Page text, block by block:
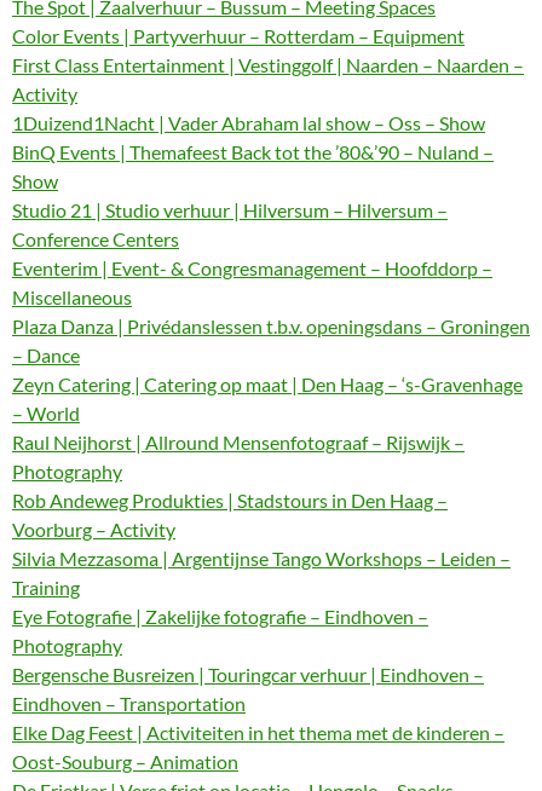
The Spot | Zaalverhuur – Bussum – Meeting Spaces
Color Events | Partyverhuur – Rotterdam – Equipment
First Class Entertainment | Vestinggolf | Naarden – Naarden –
Activity
1Duizend1Nacht | Vader Abraham lal show – Oss – Show
BinQ Events | Themafeest Back tot the ’80&’90 – Nuland –
Show
Studio 21 | Studio verhuur | Hilversum – Hilversum –
Conference Centers
Eventerim | Event- & Congresmanagement – Hoofddorp –
Miscellaneous
Plaza Danza | Privédanslessen t.b.v. openingsdans – Groningen
– Dance
Zeyn Catering | Catering op maat | Den Haag – ‘s-Gravenhage
– World
Raul Neijhorst | Allround Mensenfotograaf – Rijswijk –
Photography
Rob Andeweg Produkties | Stadstours in Den Haag –
Voorburg – Activity
Silvia Mezzasoma | Argentijnse Tango Workshops – Leiden –
Training
Eye Fotografie | Zakelijke fotografie – Eindhoven –
Photography
Bergensche Busreizen | Touringcar verhuur | Eindhoven –
Eindhoven – Transportation
Elke Dag Feest | Activiteiten in het thema met de kinderen –
Oost-Souburg – Animation